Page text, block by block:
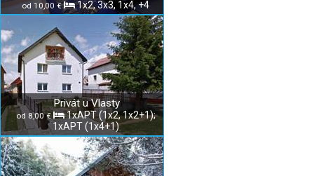
od 10,00 € 1x2, 3x3, 1x4, +4
Privát u Vlasty
od 8,00 €
1xAPT (1x2, 1x2+1);
1xAPT (1x4+1)